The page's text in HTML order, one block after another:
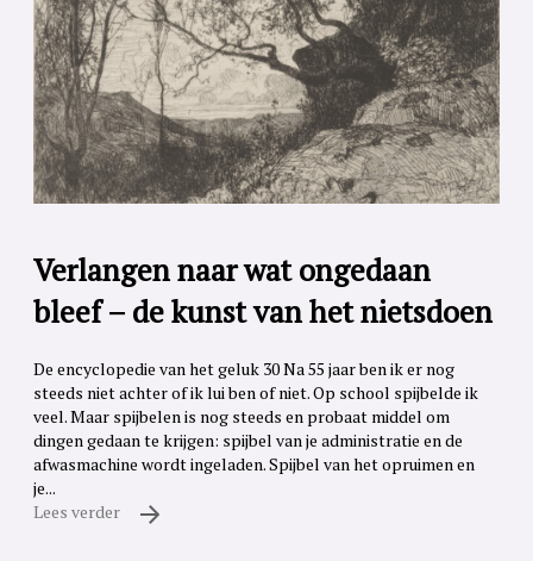
Verlangen naar wat ongedaan
bleef – de kunst van het nietsdoen
De encyclopedie van het geluk 30 Na 55 jaar ben ik er nog
steeds niet achter of ik lui ben of niet. Op school spijbelde ik
veel. Maar spijbelen is nog steeds en probaat middel om
dingen gedaan te krijgen: spijbel van je administratie en de
afwasmachine wordt ingeladen. Spijbel van het opruimen en
je...
Lees verder